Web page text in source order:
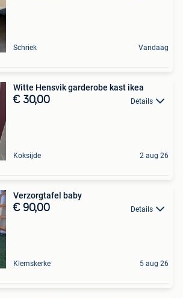
Schriek Vandaag
Witte Hensvik garderobe kast ikea
€ 30,00 Details
Koksijde 2 aug 26
Verzorgtafel baby
€ 90,00 Details
Klemskerke 5 aug 26